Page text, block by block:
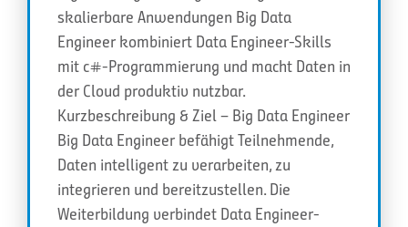
skalierbare Anwendungen Big Data
Engineer kombiniert Data Engineer-Skills
mit c#-Programmierung und macht Daten in
der Cloud produktiv nutzbar.
Kurzbeschreibung & Ziel – Big Data Engineer
Big Data Engineer befähigt Teilnehmende,
Daten intelligent zu verarbeiten, zu
integrieren und bereitzustellen. Die
Weiterbildung verbindet Data Engineer-